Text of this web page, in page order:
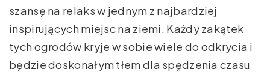
szansę na relaks w jednym z najbardziej
inspirujących miejsc na ziemi. Każdy zakątek
tych ogrodów kryje w sobie wiele do odkrycia i
będzie doskonałym tłem dla spędzenia czasu